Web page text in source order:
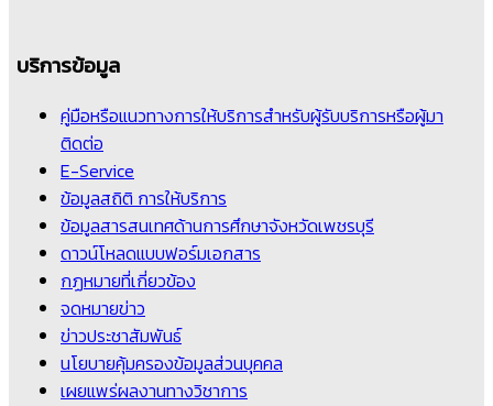
บริการข้อมูล
คู่มือหรือแนวทางการให้บริการสำหรับผู้รับบริการหรือผู้มา
ติดต่อ
E-Service
ข้อมูลสถิติ การให้บริการ
ข้อมูลสารสนเทศด้านการศึกษาจังหวัดเพชรบุรี
ดาวน์โหลดแบบฟอร์มเอกสาร
กฏหมายที่เกี่ยวข้อง
จดหมายข่าว
ข่าวประชาสัมพันธ์
นโยบายคุ้มครองข้อมูลส่วนบุคคล
เผยแพร่ผลงานทางวิชาการ